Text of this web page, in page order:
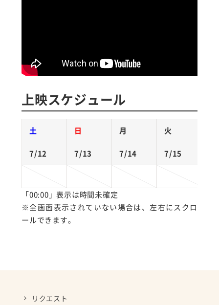
上映スケジュール
土 日 月 火
7/12 7/13 7/14 7/15
「00:00」表示は時間未確定
※全画面表示されていない場合は、左右にスクロ
ールできます。
リクエスト